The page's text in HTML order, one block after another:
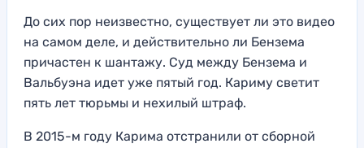
До сих пор неизвестно, существует ли это видео
на самом деле, и действительно ли Бензема
причастен к шантажу. Суд между Бензема и
Вальбуэна идет уже пятый год. Кариму светит
пять лет тюрьмы и нехилый штраф.
В 2015-м году Карима отстранили от сборной